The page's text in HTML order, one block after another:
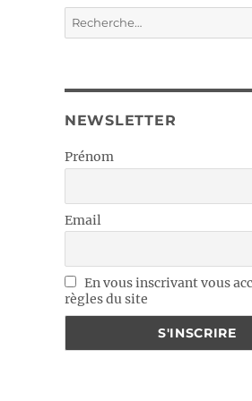
Recherche
pour :
NEWSLETTER
Prénom
Email
En vous inscrivant vous
règles du site